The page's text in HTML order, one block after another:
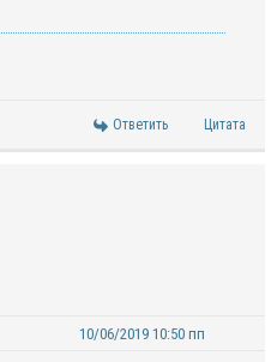
Ответить Цитата
10/06/2019 10:50 пп